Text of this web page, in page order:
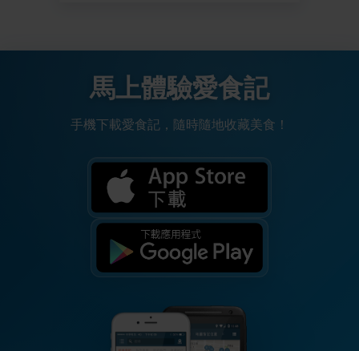
馬上體驗愛食記
手機下載愛食記，隨時隨地收藏美食！